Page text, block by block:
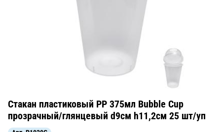
Стакан пластиковый PP 375мл Bubble Cup
прозрачный/глянцевый d9см h11,2см 25 шт/уп